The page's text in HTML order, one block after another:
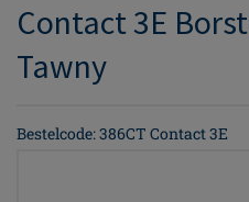
Contact 3E
Tawny
Bestelcode: 386CT Contact 3E